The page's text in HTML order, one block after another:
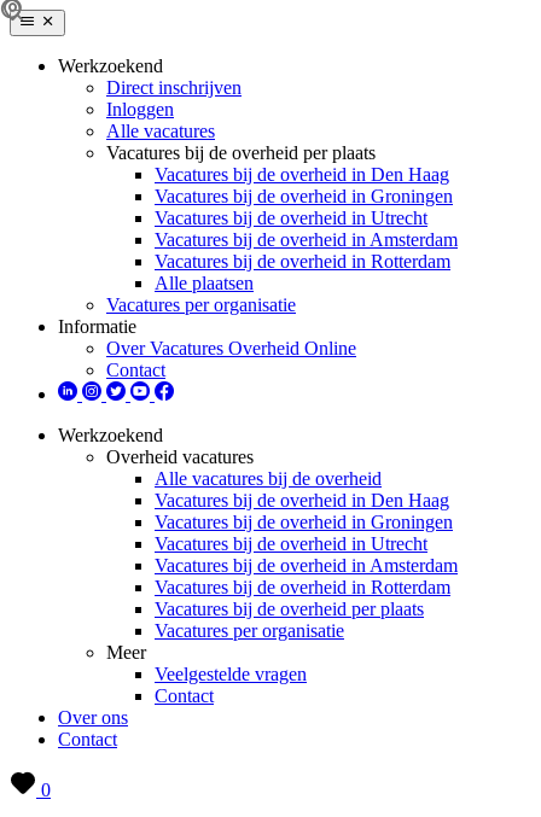
Werkzoekend
Direct inschrijven
Inloggen
Alle vacatures
Vacatures bij de overheid per plaats
Vacatures bij de overheid in Den Haag
Vacatures bij de overheid in Groningen
Vacatures bij de overheid in Utrecht
Vacatures bij de overheid in Amsterdam
Vacatures bij de overheid in Rotterdam
Alle plaatsen
Vacatures per organisatie
Informatie
Over Vacatures Overheid Online
Contact
Werkzoekend
Overheid vacatures
Alle vacatures bij de overheid
Vacatures bij de overheid in Den Haag
Vacatures bij de overheid in Groningen
Vacatures bij de overheid in Utrecht
Vacatures bij de overheid in Amsterdam
Vacatures bij de overheid in Rotterdam
Vacatures bij de overheid per plaats
Vacatures per organisatie
Meer
Veelgestelde vragen
Contact
Over ons
Contact
0